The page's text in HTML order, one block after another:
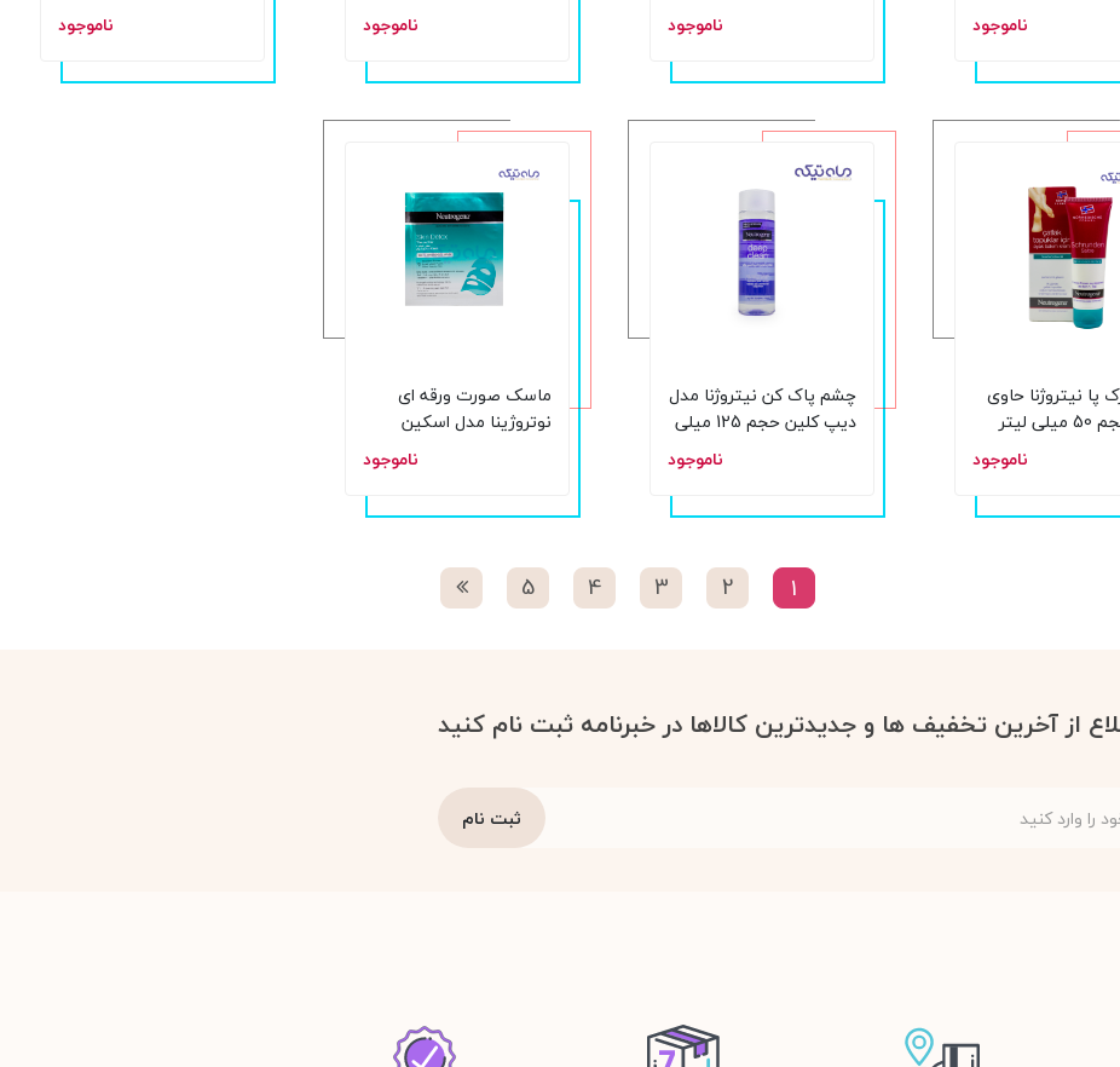
ناموجود ناموجود ناموجود
CICA-Balm حجم 100 میلی
ناموجود
پا نیتروژنا حاوی
لیتر
ناموجود
چشم پاک کن نیتروژنا مدل
دیپ کلین حجم 125 میلی
ناموجود
ماسک صورت ورقه ای
نوتروژینا مدل اسکین
دتاکس بسته یک عددیناموجود
1
2
3
4
5
از آخرین تخفیف ها و جدیدترین کالاها در خبرنامه ثبت نام کنید